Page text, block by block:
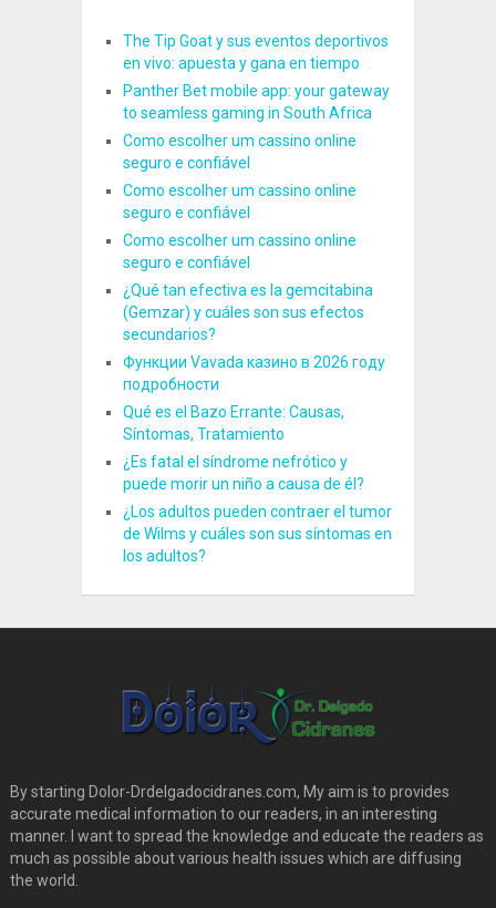
The Tip Goat y sus eventos deportivos
en vivo: apuesta y gana en tiempo
Panther Bet mobile app: your gateway
to seamless gaming in South Africa
Como escolher um cassino online
seguro e confiável
Como escolher um cassino online
seguro e confiável
Como escolher um cassino online
seguro e confiável
¿Qué tan efectiva es la gemcitabina
(Gemzar) y cuáles son sus efectos
secundarios?
Функции Vavada казино в 2026 году
подробности
Qué es el Bazo Errante: Causas,
Síntomas, Tratamiento
¿Es fatal el síndrome nefrótico y
puede morir un niño a causa de él?
¿Los adultos pueden contraer el tumor
de Wilms y cuáles son sus síntomas en
los adultos?
By starting Dolor-Drdelgadocidranes.com, My aim is to provides
accurate medical information to our readers, in an interesting
manner. I want to spread the knowledge and educate the readers as
much as possible about various health issues which are diffusing
the world.